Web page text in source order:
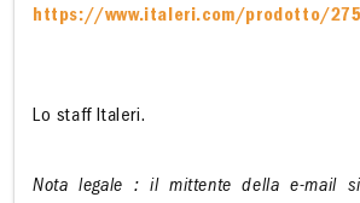
https://www.italeri.com/prodotto/
Lo staff Italeri.
Nota legale : il mittente della e-mail